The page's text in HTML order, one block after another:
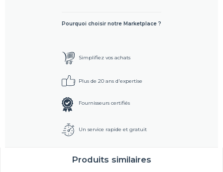
Pourquoi choisir notre Marketplace ?
Simplifiez vos achats
Plus de 20 ans d'expertise
Fournisseurs certifiés
Un service rapide et gratuit
Produits similaires